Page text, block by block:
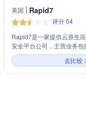
美国 Rapid7
评分 54
Rapid7是一家提供云原生
安全平台公司，主营业务
管理、检测与响应等。公
InsightCloudSec、
Command等，为客户提供
去比较